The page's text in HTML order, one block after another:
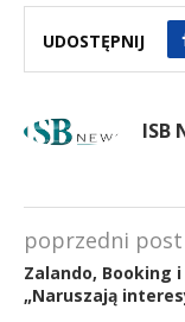
UDOSTĘPNIJ
ISB
poprzedni post
Zalando, Booking
„Naruszają